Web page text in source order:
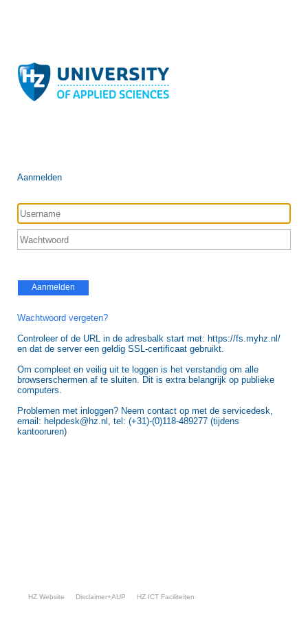
Aanmelden
Aanmelden
Wachtwoord vergeten?
Controleer of de URL in de adresbalk start met: https://fs.myhz.nl/
en dat de server een geldig SSL-certificaat gebruikt.
Om compleet en veilig uit te loggen is het verstandig om alle
browserschermen af te sluiten. Dit is extra belangrijk op publieke
computers.
Problemen met inloggen? Neem contact op met de servicedesk,
email: helpdesk@hz.nl, tel: (+31)-(0)118-489277 (tijdens
kantooruren)
HZ Website Disclaimer+AUP HZ ICT Faciliteiten